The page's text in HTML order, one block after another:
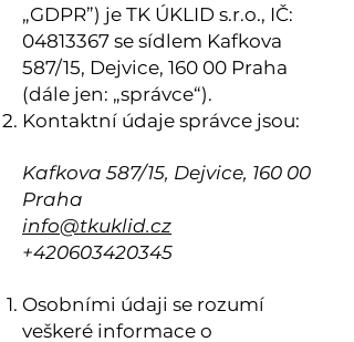
„GDPR”) je TK ÚKLID s.r.o., IČ:
04813367 se sídlem Kafkova
587/15, Dejvice, 160 00 Praha
(dále jen: „správce“).
Kontaktní údaje správce jsou:
Kafkova 587/15, Dejvice, 160 00
Praha
info@tkuklid.cz
+420603420345
Osobními údaji se rozumí
veškeré informace o